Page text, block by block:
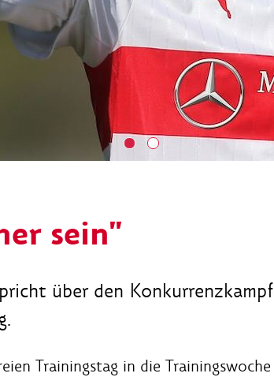
sein"
über den Konkurrenzkampf
Trainingstag in die Trainingswoche